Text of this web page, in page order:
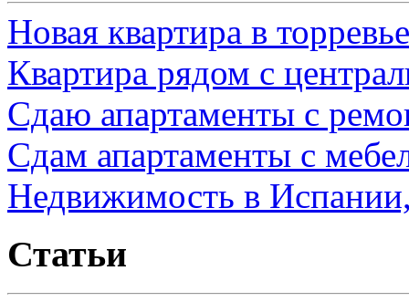
Новая квартира в
Квартира рядом с
Сдаю апартаменты с
Сдам апартаменты с
Недвижимость в
Статьи